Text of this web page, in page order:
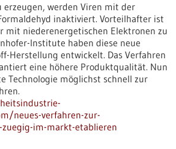
erzeugen, werden Viren mit der
inaktiviert. Vorteilhafter ist
mit niederenergetischen Elektronen zu
Institute haben diese neue
Herstellung entwickelt. Das Verfahren
eine höhere Produktqualität. Nun
Technologie möglichst schnell zur
neues-verfahren-zur-
im-markt-etablieren